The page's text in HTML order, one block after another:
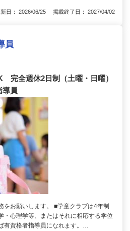
日： 2026/06/25 掲載終了日： 2027/04/02
員
完全週休2日制（土曜・日曜）
員
をお願いします。 ■学童クラブは4年制
・心理学等、またはそれに相応する学位
有資格者指導員になれます。…